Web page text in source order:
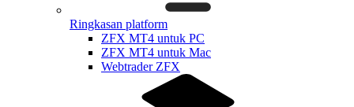
Ringkasan platform
ZFX MT4 untuk PC
ZFX MT4 untuk Mac
Webtrader ZFX